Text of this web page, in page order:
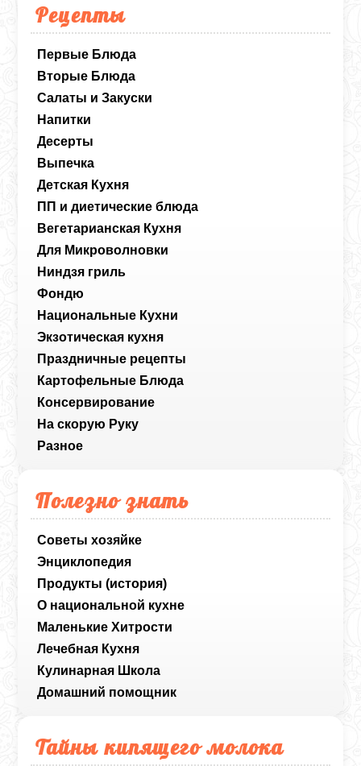
Рецепты
Первые Блюда
Вторые Блюда
Салаты и Закуски
Напитки
Десерты
Выпечка
Детская Кухня
ПП и диетические блюда
Вегетарианская Кухня
Для Микроволновки
Ниндзя гриль
Фондю
Национальные Кухни
Экзотическая кухня
Праздничные рецепты
Картофельные Блюда
Консервирование
На скорую Руку
Разное
Полезно знать
Советы хозяйке
Энциклопедия
Продукты (история)
О национальной кухне
Маленькие Хитрости
Лечебная Кухня
Кулинарная Школа
Домашний помощник
Тайны кипящего молока